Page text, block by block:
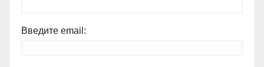
Введите email: